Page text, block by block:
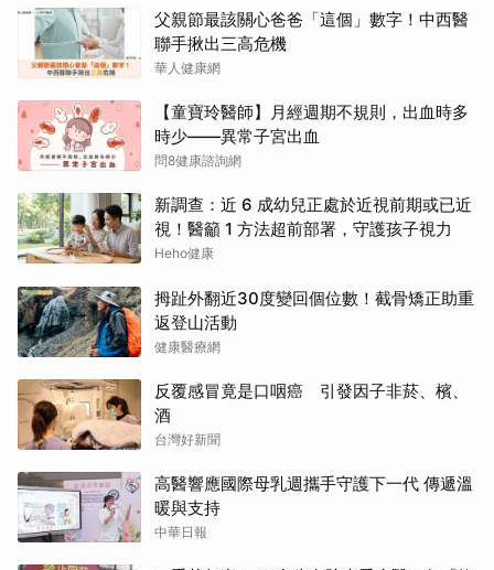
父親節最該關心爸爸「這個」數字！中西醫
聯手揪出三高危機
華人健康網
【童寶玲醫師】月經週期不規則，出血時多
時少——異常子宮出血
問8健康諮詢網
新調查：近 6 成幼兒正處於近視前期或已近
視！醫籲 1 方法超前部署，守護孩子視力
Heho健康
拇趾外翻近30度變回個位數！截骨矯正助重
返登山活動
健康醫療網
反覆感冒竟是口咽癌 引發因子非菸、檳、
酒
台灣好新聞
高醫響應國際母乳週攜手守護下一代 傳遞溫
暖與支持
中華日報